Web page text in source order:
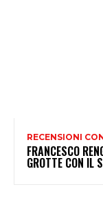
RECENSIONI
FRANCESCO
GROTTE CON IL